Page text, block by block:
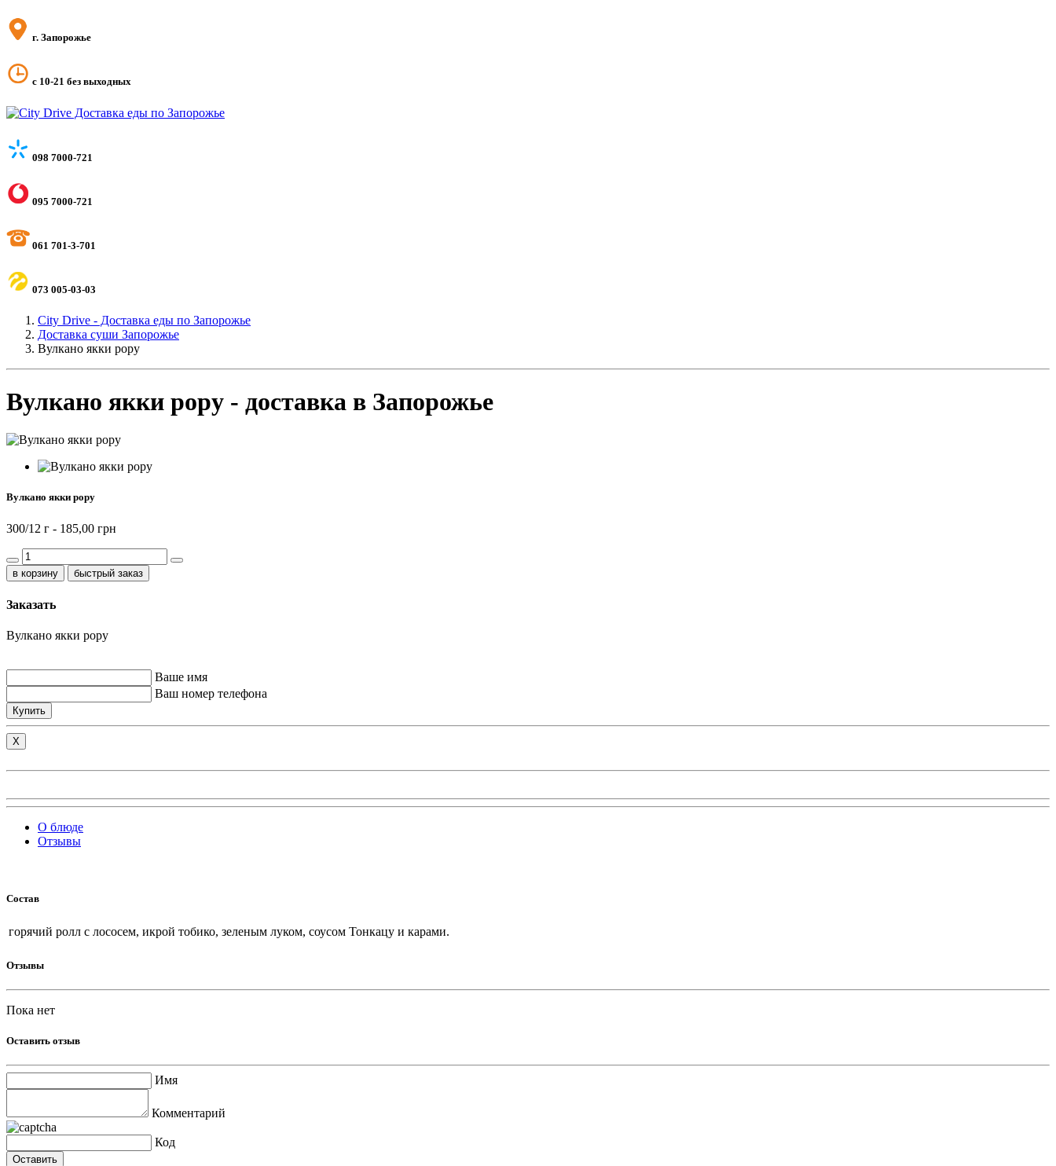
г. Запорожье
с 10-21 без выходных
098 7000-721
095 7000-721
061 701-3-701
073 005-03-03
City Drive - Доставка еды по Запорожье
Доставка суши Запорожье
Вулкано якки рору
Вулкано якки рору - доставка в Запорожье
Вулкано якки рору
300/12 г - 185,00 грн
быстрый заказ
Заказать
Вулкано якки рору
Ваше имя
Ваш номер телефона
Купить
X
О блюде
Отзывы
Состав
горячий ролл с лососем, икрой тобико, зеленым луком, соусом Тонкацу и карами.
Отзывы
Пока нет
Оставить отзыв
Имя
Комментарий
Код